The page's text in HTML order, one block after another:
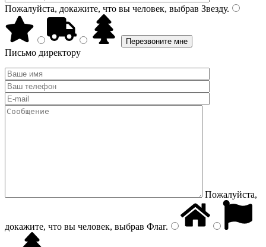
Пожалуйста, докажите, что вы человек, выбрав Звезду.
Письмо директору
Пожалуйста,
докажите, что вы человек, выбрав Флаг.